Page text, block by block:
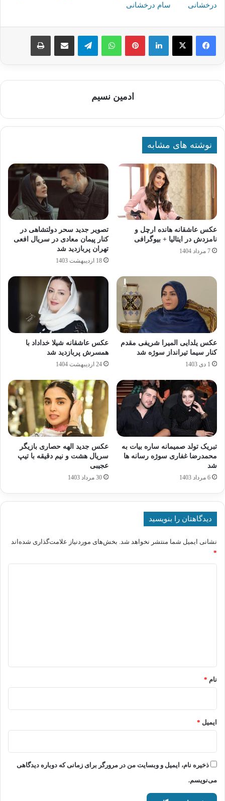
درخشانی
سام درخشانی
لینکدین پینترستواتس آپ تلگرام اشتراک گذاری از طریق ایمیل چاپ
ادمین نسیم
نوشته های مشابه
عکس عاشقانه هانده ارچل و
نامزدش در ایتالیا + بیوگرافی
7 مرداد 1404
تصویر جدید سحر دولتشاهی در
کنار پیمان معادی در سریال افعی
تهران پربازدید شد
18 اردیبهشت 1403
عکس یلدایی المیرا شریفی‌ مقدم
کنار سیما تیرانداز سوژه شد
1 دی 1403
عکس عاشقانه شیلا خداداد با
همسرش پربازدید شد
24 اردیبهشت 1404
تبریک تولد صمیمانه ساره بیات به
محمدرضا غفاری سوژه رسانه ها
شد
6 مرداد 1403
عکس جدید الهه حصاری بازیگر
سریال هشت و نیم دقیقه با تیپ
عجیبی
30 مرداد 1403
دیدگاهتان را بنویسید
نشانی ایمیل شما منتشر نخواهد شد. بخش‌های موردنیاز علامت‌گذاری شده‌اند
*
نام *
ایمیل *
ذخیره نام، ایمیل و وبسایت من در مرورگر برای زمانی که دوباره دیدگاهی
می‌نویسم.